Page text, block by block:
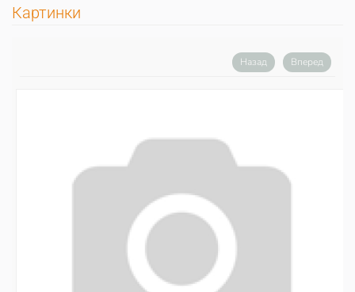
Картинки
Назад Вперед